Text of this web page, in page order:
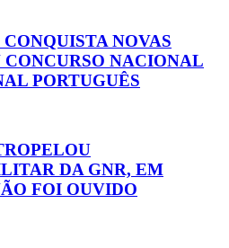
NOVAS
NACIONAL
PORTUGUÊS
DA GNR, EM
FOI OUVIDO